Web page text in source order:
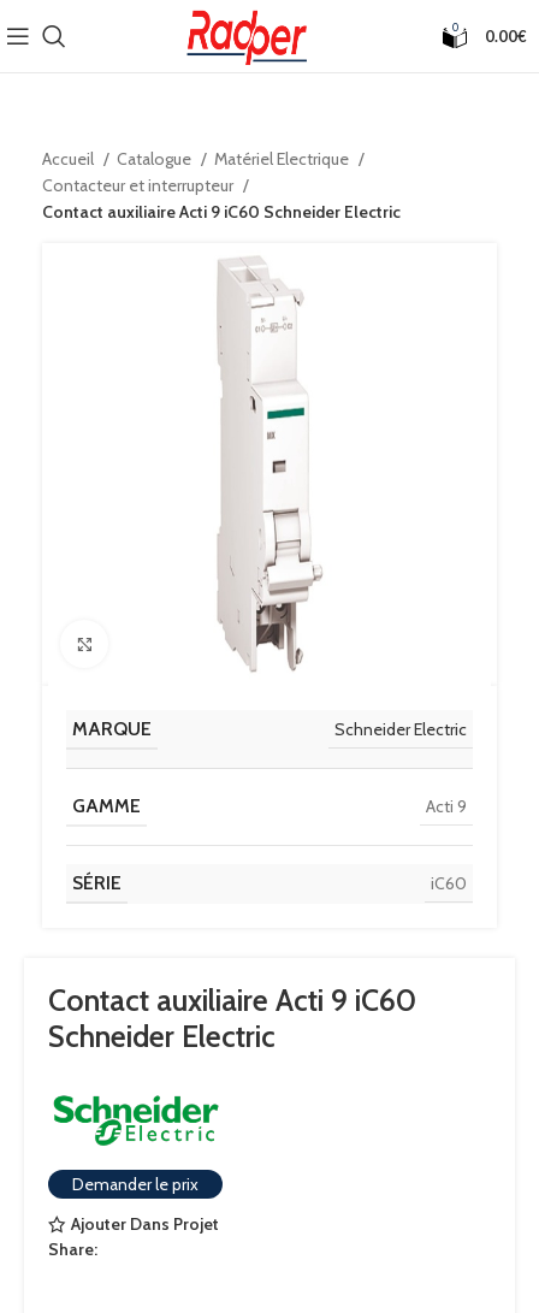
0 0.00€
Accueil Catalogue
Matériel Electrique
Contacteur et interrupteur
Contact auxiliaire Acti 9 iC60 Schneider Electric
MARQUE Schneider Electric
GAMME Acti 9
SÉRIE iC60
Contact auxiliaire Acti 9 iC60
Schneider Electric
Demander le prix
Ajouter Dans Projet
Share: